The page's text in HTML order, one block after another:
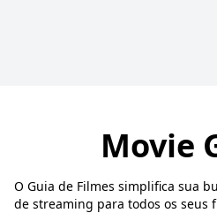
Movie
O Guia de Filmes simplifica sua
de streaming para todos os seus